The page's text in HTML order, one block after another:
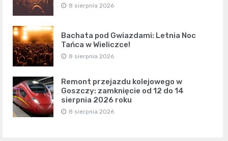
8 sierpnia 2026
Bachata pod Gwiazdami: Letnia Noc
Tańca w Wieliczce!
8 sierpnia 2026
Remont przejazdu kolejowego w
Goszczy: zamknięcie od 12 do 14
sierpnia 2026 roku
8 sierpnia 2026